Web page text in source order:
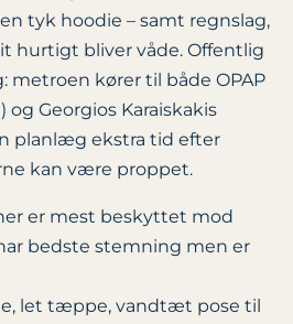
tyk hoodie – samt regnslag,
hurtigt bliver våde. Offentlig
metroen kører til både OPAP
og Georgios Karaiskakis
planlæg ekstra tid efter
kan være proppet.
er mest beskyttet mod
bedste stemning men er
let tæppe, vandtæt pose til